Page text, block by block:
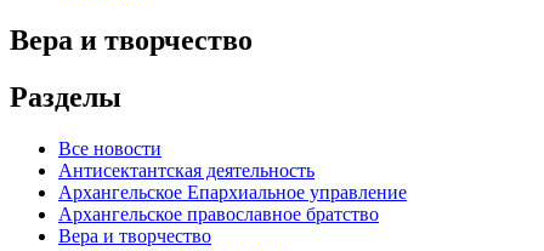
Вера и творчество
Разделы
Все новости
Антисектантская деятельность
Архангельское Епархиальное управление
Архангельское православное братство
Вера и творчество